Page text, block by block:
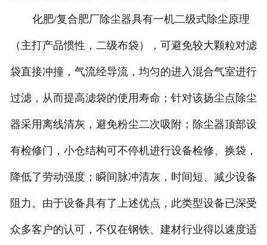
化肥/复合肥厂除尘器具有一机二级式除尘原理
（主打产品惯性，二级布袋），可避免较大颗粒对滤
袋直接冲撞，气流经导流，均匀的进入混合气室进行
过滤，从而提高滤袋的使用寿命；针对该扬尘点除尘
器采用离线清灰，避免粉尘二次吸附；除尘器顶部设
有检修门，小仓结构可不停机进行设备检修、换袋，
降低了劳动强度；瞬间脉冲清灰，时间短、减少设备
阻力。由于设备具有了上述优点，此类型设备已深受
众多客户的认可，不仅在钢铁、建材行业得以速度适